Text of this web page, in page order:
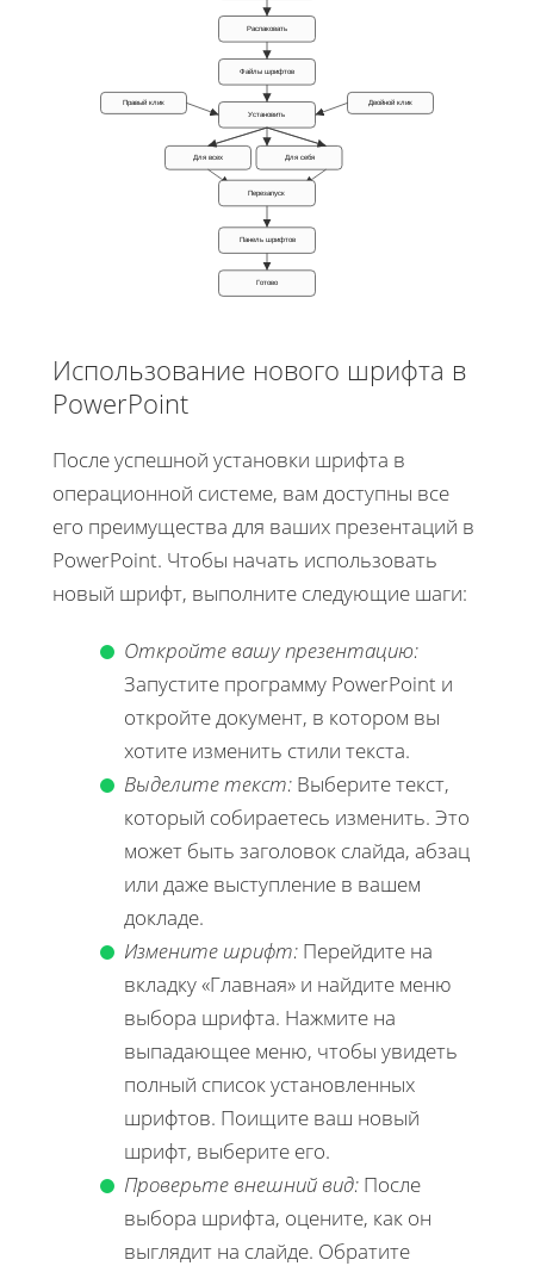
Распаковать
Файлы шрифтов
Установить
Правый клик Двойной клик
Для всех Для себя
Перезапуск
Панель шрифтов
Готово
Использование нового шрифта в
PowerPoint
После успешной установки шрифта в
операционной системе, вам доступны все
его преимущества для ваших презентаций в
PowerPoint. Чтобы начать использовать
новый шрифт, выполните следующие шаги:
Откройте вашу презентацию:
Запустите программу PowerPoint и
откройте документ, в котором вы
хотите изменить стили текста.
Выделите текст: Выберите текст,
который собираетесь изменить. Это
может быть заголовок слайда, абзац
или даже выступление в вашем
докладе.
Измените шрифт: Перейдите на
вкладку «Главная» и найдите меню
выбора шрифта. Нажмите на
выпадающее меню, чтобы увидеть
полный список установленных
шрифтов. Поищите ваш новый
шрифт, выберите его.
Проверьте внешний вид: После
выбора шрифта, оцените, как он
выглядит на слайде. Обратите